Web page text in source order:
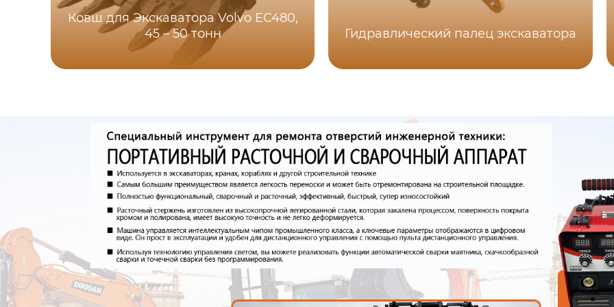
Ковш для Экскаватора Volvo EC480,
45 – 50 тонн
Гидравлический палец экскаватора